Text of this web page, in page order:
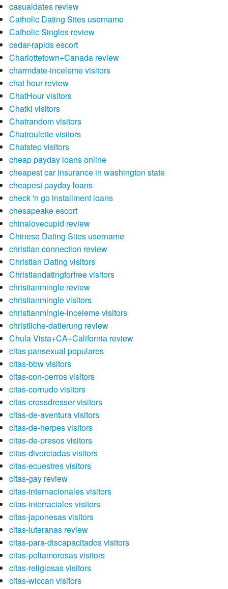
casualdates review
Catholic Dating Sites username
Catholic Singles review
cedar-rapids escort
Charlottetown+Canada review
charmdate-inceleme visitors
chat hour review
ChatHour visitors
Chatki visitors
Chatrandom visitors
Chatroulette visitors
Chatstep visitors
cheap payday loans online
cheapest car insurance in washington state
cheapest payday loans
check 'n go installment loans
chesapeake escort
chinalovecupid review
Chinese Dating Sites username
christian connection review
Christian Dating visitors
Christiandatingforfree visitors
christianmingle review
christianmingle visitors
christianmingle-inceleme visitors
christliche-datierung review
Chula Vista+CA+California review
citas pansexual populares
citas-bbw visitors
citas-con-perros visitors
citas-cornudo visitors
citas-crossdresser visitors
citas-de-aventura visitors
citas-de-herpes visitors
citas-de-presos visitors
citas-divorciadas visitors
citas-ecuestres visitors
citas-gay review
citas-internacionales visitors
citas-interraciales visitors
citas-japonesas visitors
citas-luteranas review
citas-para-discapacitados visitors
citas-poliamorosas visitors
citas-religiosas visitors
citas-wiccan visitors